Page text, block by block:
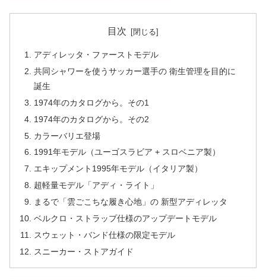
目次
アディレッタ・ファーストモデル
共同シャワーを使うサッカー選手の 衛生管理を目的に
誕生
1974年のカタログから。その1
1974年のカタログから。その2
カラーバリエ登場
1991年モデル（ユーゴスラビア + スロベニア製）
エキップメント1995年モデル（イタリア製）
超軽量モデル「アディ・ライト」
まるで「雲ごこちな履き心地」の 新型アディレッタ
ベルクロ・ストラップ仕様のアップデートモデル
スウェット・バンド仕様の限定モデル
スニーカー・ストアガイド